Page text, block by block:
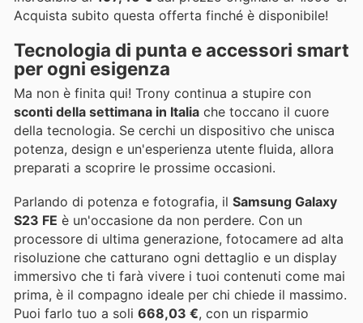
Acquista subito questa offerta finché è disponibile!
Tecnologia di punta e accessori smart
per ogni esigenza
Ma non è finita qui! Trony continua a stupire con
sconti della settimana in Italia che toccano il cuore
della tecnologia. Se cerchi un dispositivo che unisca
potenza, design e un'esperienza utente fluida, allora
preparati a scoprire le prossime occasioni.
Parlando di potenza e fotografia, il Samsung Galaxy
S23 FE è un'occasione da non perdere. Con un
processore di ultima generazione, fotocamere ad alta
risoluzione che catturano ogni dettaglio e un display
immersivo che ti farà vivere i tuoi contenuti come mai
prima, è il compagno ideale per chi chiede il massimo.
Puoi farlo tuo a soli 668,03 €, con un risparmio